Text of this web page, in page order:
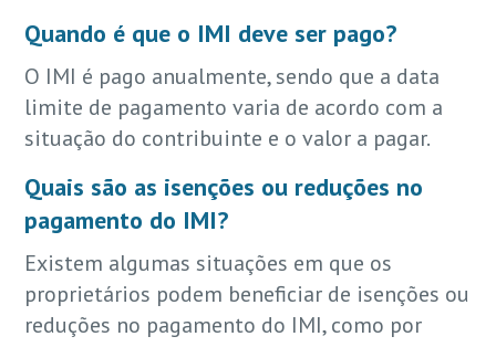
Quando é que o IMI deve ser pago?
O IMI é pago anualmente, sendo que a data
limite de pagamento varia de acordo com a
situação do contribuinte e o valor a pagar.
Quais são as isenções ou reduções no
pagamento do IMI?
Existem algumas situações em que os
proprietários podem beneficiar de isenções ou
reduções no pagamento do IMI, como por